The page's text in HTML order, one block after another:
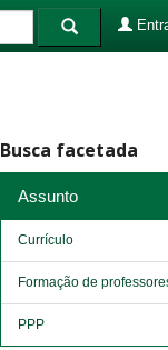
Busca facetada
Assunto
Currículo
Formação de
PPP